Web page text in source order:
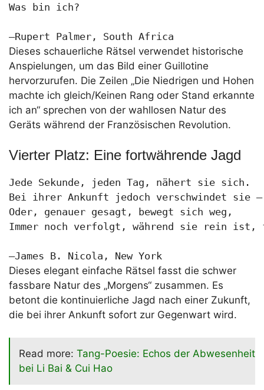
Was bin ich?
—Rupert Palmer, South Africa
Dieses schauerliche Rätsel verwendet historische
Anspielungen, um das Bild einer Guillotine
hervorzurufen. Die Zeilen „Die Niedrigen und Hohen
machte ich gleich/Keinen Rang oder Stand erkannte
ich an“ sprechen von der wahllosen Natur des
Geräts während der Französischen Revolution.
Vierter Platz: Eine fortwährende Jagd
Jede Sekunde, jeden Tag, nähert sie sich.
Bei ihrer Ankunft jedoch verschwindet sie –
Oder, genauer gesagt, bewegt sich weg,
Immer noch verfolgt, während sie rein ist,
—James B. Nicola, New York
Dieses elegant einfache Rätsel fasst die schwer
fassbare Natur des „Morgens“ zusammen. Es
betont die kontinuierliche Jagd nach einer Zukunft,
die bei ihrer Ankunft sofort zur Gegenwart wird.
Read more: Tang-Poesie: Echos der Abwesenheit
bei Li Bai & Cui Hao